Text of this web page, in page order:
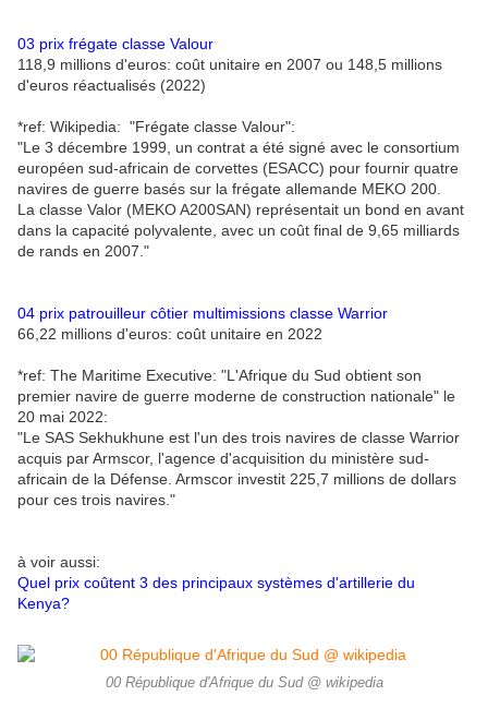
03 prix frégate classe Valour
118,9 millions d'euros: coût unitaire en 2007 ou 148,5 millions
d'euros réactualisés (2022)
*ref: Wikipedia: "Frégate classe Valour":
"Le 3 décembre 1999, un contrat a été signé avec le consortium
européen sud-africain de corvettes (ESACC) pour fournir quatre
navires de guerre basés sur la frégate allemande MEKO 200.
La classe Valor (MEKO A200SAN) représentait un bond en avant
dans la capacité polyvalente, avec un coût final de 9,65 milliards
de rands en 2007."
04 prix patrouilleur côtier multimissions classe Warrior
66,22 millions d'euros: coût unitaire en 2022
*ref: The Maritime Executive: "L'Afrique du Sud obtient son
premier navire de guerre moderne de construction nationale" le
20 mai 2022:
"Le SAS Sekhukhune est l'un des trois navires de classe Warrior
acquis par Armscor, l'agence d'acquisition du ministère sud-
africain de la Défense. Armscor investit 225,7 millions de dollars
pour ces trois navires."
à voir aussi:
Quel prix coûtent 3 des principaux systèmes d'artillerie du
Kenya?
00 République d'Afrique du Sud @ wikipedia